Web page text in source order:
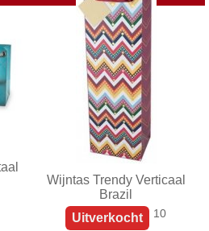
Wijntas Trendy Verticaal
Brazil
Uitverkocht
10